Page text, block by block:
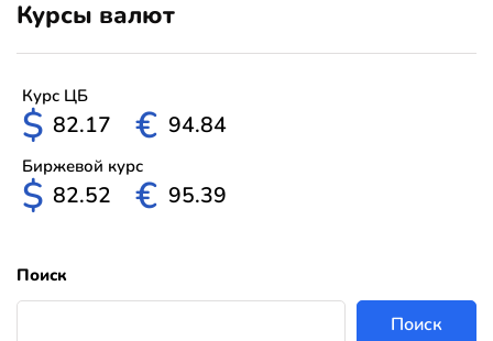
Курсы валют
Курс ЦБ
$ 82.17 € 94.84
Биржевой курс
$ 82.52 € 95.39
Поиск
Поиск